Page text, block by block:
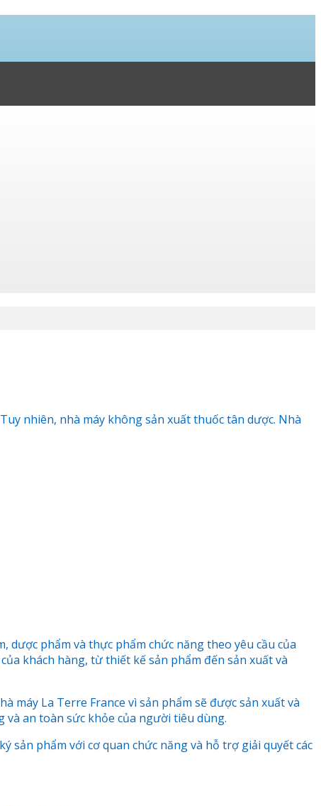
nhiên, nhà máy không sản xuất thuốc tân dược. Nhà
dược phẩm và thực phẩm chức năng theo yêu cầu của
khách hàng, từ thiết kế sản phẩm đến sản xuất và
máy La Terre France vì sản phẩm sẽ được sản xuất và
an toàn sức khỏe của người tiêu dùng.
sản phẩm với cơ quan chức năng và hỗ trợ giải quyết các